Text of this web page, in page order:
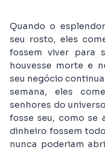
Quando o
seu rosto, eles
fossem viver para
houvesse morte e
seu negócio
semana, eles
senhores do
fosse seu, como se
dinheiro fossem
nunca poderiam